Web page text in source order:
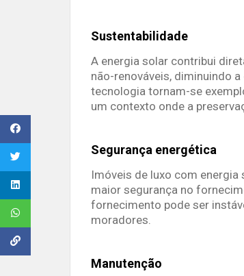
Sustentabilidade
A energia solar contribui
não-renováveis, diminuindo
tecnologia tornam-se
um contexto onde a
Segurança energética
Imóveis de luxo com
maior segurança no
fornecimento pode ser
moradores.
Manutenção